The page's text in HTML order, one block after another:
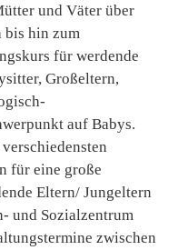
und Väter über
bis hin zum
für werdende
Großeltern,
auf Babys.
für eine große
Eltern/ Jungeltern
und Sozialzentrum
zwischen